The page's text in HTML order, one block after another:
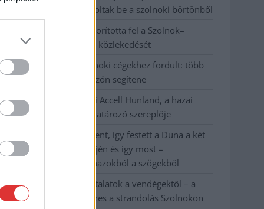
körülményekről számoltak be a szolnoki börtönből
Váratlan fennakadás borította fel a Szolnok–
Kecskemét vasútvonal közlekedését
A polgármester a szolnoki cégekhez fordult: több
száz elbocsátott dolgozón segítene
Csődbe ment a tószegi Accell Hunland, a hazai
kerékpárgyártás meghatározó szereplője
Egyszer fent, egyszer lent, így festett a Duna a két
évvel ezelőtti árvíz idején és így most –
fotógyűjtemény ugyanazokból a szögekből
Ilyenek eddig a tapasztalatok a vendégektől – a
hőhullám miatt ingyenes a strandolás Szolnokon